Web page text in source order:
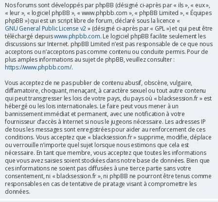
Nos forums sont développés par phpBB (désigné ci-après par « ils », « eux »,
« leur », « logiciel phpBB », « www.phpbb.com », « phpBB Limited », « Équipes
phpBB ») qui est un script libre de forum, déclaré sous la licence «
GNU General Public License v2» (désigné ci-après par « GPL ») et qui peut être
téléchargé depuiswww.phpbb.com. Le logiciel phpBB facilite seulement les
discussions sur Internet. phpBB Limited n’est pas responsable de ce que nous
acceptons ou n’acceptons pas comme contenu ou conduite permis. Pour de
plus amples informations au sujet de phpBB, veuillez consulter :
https://www.phpbb.com/.
Vous acceptez de ne pas publier de contenu abusif, obscène, vulgaire,
diffamatoire, choquant, menaçant, à caractère sexuel ou tout autre contenu
qui peut transgresser les lois de votre pays, du pays où « blacksession.fr » est
hébergé ou les lois internationales. Le faire peut vous mener à un
bannissement immédiat et permanent, avec une notification à votre
fournisseur d’accès à Internet si nous le jugeons nécessaire. Les adresses IP
de tous les messages sont enregistrées pour aider au renforcement de ces
conditions. Vous acceptez que « blacksession.fr » supprime, modifie, déplace
ou verrouille n’importe quel sujet lorsque nous estimons que cela est
nécessaire. En tant que membre, vous acceptez que toutes les informations
que vous avez saisies soient stockées dans notre base de données. Bien que
ces informations ne soient pas diffusées à une tierce partie sans votre
consentement, ni « blacksession.fr », ni phpBB ne pourront être tenus comme
responsables en cas de tentative de piratage visant à compromettre les
données.